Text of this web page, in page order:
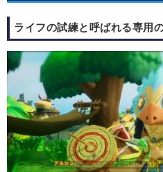
ライフの試練と呼ばれる専用